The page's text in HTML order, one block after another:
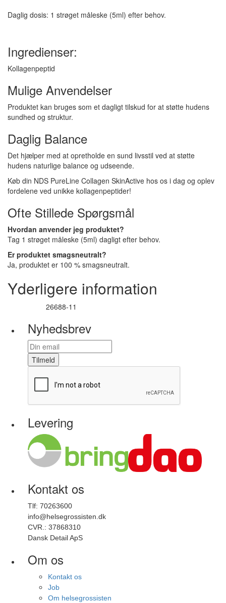
Daglig dosis: 1 strøget måleske (5ml) efter behov.
Ingredienser:
Kollagenpeptid
Mulige Anvendelser
Produktet kan bruges som et dagligt tilskud for at støtte hudens
sundhed og struktur.
Daglig Balance
Det hjælper med at opretholde en sund livsstil ved at støtte
hudens naturlige balance og udseende.
Køb din NDS PureLine Collagen SkinActive hos os i dag og oplev
fordelene ved unikke kollagenpeptider!
Ofte Stillede Spørgsmål
Hvordan anvender jeg produktet?
Tag 1 strøget måleske (5ml) dagligt efter behov.
Er produktet smagsneutralt?
Ja, produktet er 100 % smagsneutralt.
Yderligere information
26688-11
Nyhedsbrev
Tilmeld
Levering
Kontakt os
Tlf: 70263600
info@helsegrossisten.dk
CVR.: 37868310
Dansk Detail ApS
Om os
Kontakt os
Job
Om helsegrossisten